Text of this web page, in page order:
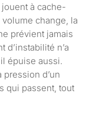
à cache-
change, la
prévient jamais
d’instabilité n’a
épuise aussi.
pression d’un
qui passent, tout